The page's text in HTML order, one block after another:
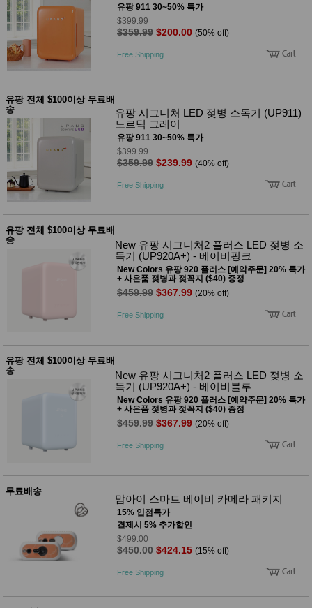
유팡 911 30~50% 특가
$399.99
$359.99 $200.00 (50% off)
Free Shipping
유팡 전체 $100이상 무료배
송
유팡 시그니처 LED 젖병 소독기 (UP911)
노르딕 그레이
유팡 911 30~50% 특가
$399.99
$359.99 $239.99 (40% off)
Free Shipping
유팡 전체 $100이상 무료배
송
New 유팡 시그니처2 플러스 LED 젖병 소
독기 (UP920A+) - 베이비핑크
New Colors 유팡 920 플러스 [예약주문] 20% 특가
+ 사은품 젖병과 젖꼭지 ($40) 증정
$459.99 $367.99 (20% off)
Free Shipping
유팡 전체 $100이상 무료배
송
New 유팡 시그니처2 플러스 LED 젖병 소
독기 (UP920A+) - 베이비블루
New Colors 유팡 920 플러스 [예약주문] 20% 특가
+ 사은품 젖병과 젖꼭지 ($40) 증정
$459.99 $367.99 (20% off)
Free Shipping
무료배송
맘아이 스마트 베이비 카메라 패키지
15% 입점특가
결제시 5% 추가할인
$499.00
$450.00 $424.15 (15% off)
Free Shipping